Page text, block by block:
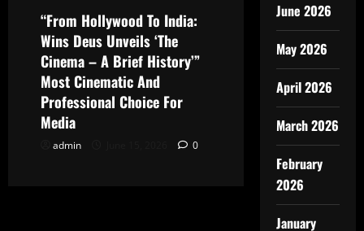
“From Hollywood To India:
Wins Deus Unveils ‘The
Cinema – A Brief History’”
Most Cinematic And
Professional Choice For
Media
admin 0
June 2026
May 2026
April 2026
March 2026
February
2026
January